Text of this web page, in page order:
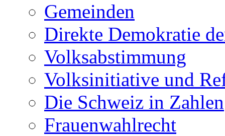
Gemeinden
Direkte Demokratie
Volksabstimmung
Volksinitiative und
Die Schweiz in Zahlen
Frauenwahlrecht